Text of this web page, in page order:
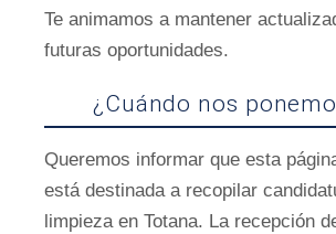
Te animamos a mantener
futuras oportunidades.
¿Cuándo nos
Queremos informar que esta
está destinada a recopilar
limpieza en Totana. La recepción